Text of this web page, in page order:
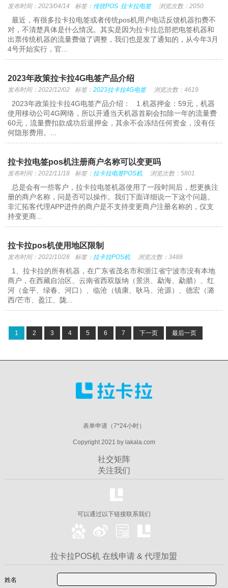
发布时间：2023/04/14 标签： 传统POS 拉卡拉电签 浏览次数：2050
最近，有很多拉卡拉电签或者传统pos机用户电话反馈机器扣费不
对，不清楚具体是什么情况。其实是因为拉卡拉总部把电签机器和
出票传统机器的流量费做了调整，我们也是发了通知的，从今年3月
4号开始实行，官...
2023年政策拉卡拉4G电签产品介绍
发布时间：2022/12/02 标签：2023拉卡拉4G电签 浏览次数：4619
2023年政策拉卡拉4G电签产品介绍： 1.机器押金：59元，机器
使用移动公司4G网络，所以开通当天机器首刷会扣除一年的流量费
60元，流量费扣款成功后退押金，其余不会冻结任何资金，没有任
何隐形费用。...
拉卡拉电签pos机注册商户名称可以变更吗
发布时间：2022/11/18 标签： 拉卡拉电签POS机 浏览次数：5801
总是会有一些客户，拉卡拉电签机器使用了一段时间后，想更换注
册的商户名称，问是否可以操作。我们下面详细说一下这个问题。
非汇拓客代理APP进件的商户是不支持变更商户注册名称的，仅支
持变更商...
拉卡拉pos机使用地区限制
发布时间：2022/10/28 标签： 拉卡拉POS机 浏览次数：3488
1、拉卡拉的所有机器，在广东省茂名市和浙江省宁波市没有本地
商户，在西藏自治区、云南省西双版纳（景洪、勐海、勐腊）、红
河（金平、绿春、河口）、临沧（镇康、耿马、沧源）、德宏（潞
西/芒市、盈江、陇...
1 2 3 4 5 6 7 下一页 最后一页
表单申请（7*24小时）
Copyright 2021 by lakala.com
社交矩阵
关注我们
可以通过以下链接联系我们
拉卡拉POS机 在线申请 & 代理加盟
姓名